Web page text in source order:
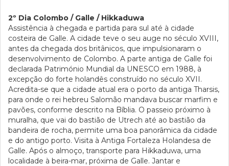
2º Dia Colombo / Galle / Hikkaduwa
Assistência à chegada e partida para sul até à cidade
costeira de Galle. A cidade teve o seu auge no século XVIII,
antes da chegada dos britânicos, que impulsionaram o
desenvolvimento de Colombo. A parte antiga de Galle foi
declarada Património Mundial da UNESCO em 1988, à
excepção do forte holandês construído no século XVII.
Acredita-se que a cidade atual era o porto da antiga Tharsis,
para onde o rei hebreu Salomão mandava buscar marfim e
pavões, conforme descrito na Bíblia. O passeio próximo à
muralha, que vai do bastião de Utrech até ao bastião da
bandeira de rocha, permite uma boa panorâmica da cidade
e do antigo porto. Visita à Antiga Fortaleza Holandesa de
Galle. Após o almoço, transporte para Hikkaduwa, uma
localidade à beira-mar, próxima de Galle. Jantar e